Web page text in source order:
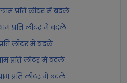
प्रति लीटर में बदलें
प्रति लीटर में बदलें
लीटर में बदलें
प्रति लीटर में बदलें
प्रति लीटर में बदलें